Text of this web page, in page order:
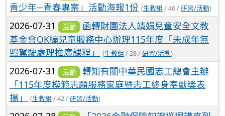
青少年─青春專案」活動海報1份 (生教組 / 46 /研習/活動)
2026-07-31 活動
函轉財團法人靖娟兒童安全文教
基金會OK繃兒童服務中心辦理115年度「未成年無
照駕駛處理推廣課程」
(生教組 / 28 /研習/活動)
2026-07-31 活動
轉知有關中華民國志工總會主辦
「115年度模範志願服務家庭暨志工終身奉獻獎表
揚」
(生教組 / 42 /研習/活動)